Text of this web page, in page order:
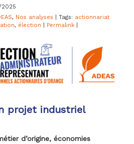
2025
, Nos analyses | Tags: actionnariat
, élection Permalink
projet industriel
d’origine, économies